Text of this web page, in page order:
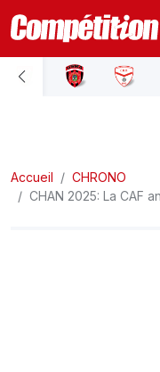
ACCUEIL
LIGUE 2
Accueil
CHRONO
CHAN 2025: La CAF